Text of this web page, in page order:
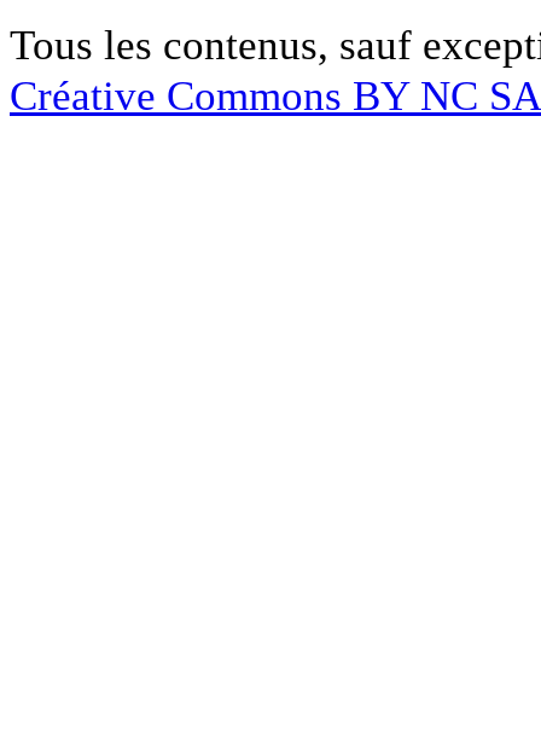
Tous les contenus, sauf
Créative Commons BY NC SA